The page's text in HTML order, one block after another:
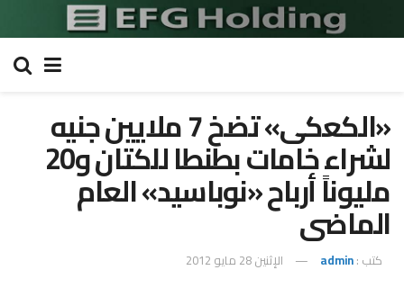
«الكعكى» تضخ 7 ملايين جنيه
لشراء خامات بطنطا للكتان و20
مليوناً أرباح «نوباسيد» العام
الماضى
كتب :admin الإثنين 28 مايو 2012